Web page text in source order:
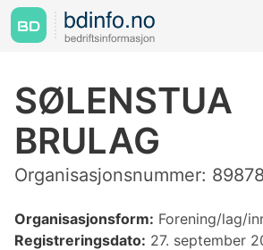
SØLENSTUA
BRULAG
Organisasjonsnummer:
Organisasjonsform: Forening/lag/
Registreringsdato: 27. september